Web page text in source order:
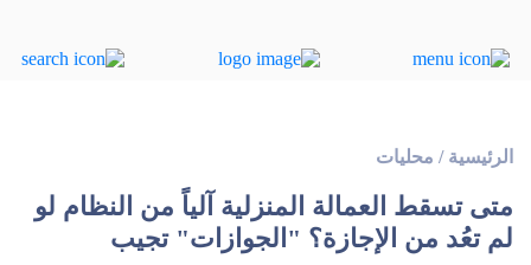
الرئيسية / محليات
متى تسقط العمالة المنزلية آلياً من النظام لو
لم تعُد من الإجازة؟ "الجوازات" تجيب